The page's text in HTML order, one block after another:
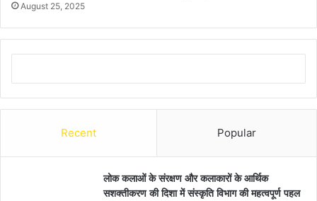
August 25, 2025
Recent Popular
लोक कलाओं के संरक्षण और कलाकारों के आर्थिक
सशक्तीकरण की दिशा में संस्कृति विभाग की महत्वपूर्ण पहल